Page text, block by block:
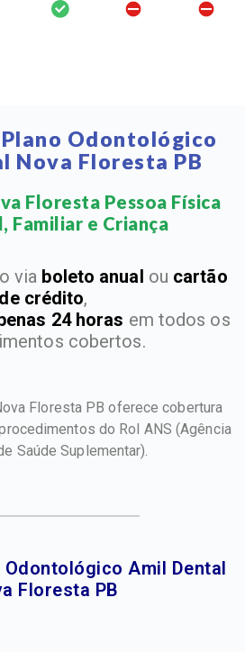
Odontológico
Nova Floresta PB
Floresta Pessoa Física
Familiar e Criança​
via boleto anual ou cartão
de crédito,
24 horas em todos os
cobertos.
Floresta PB oferece cobertura
do Rol ANS (Agência
Saúde Suplementar).
Odontológico Amil Dental
Floresta PB​